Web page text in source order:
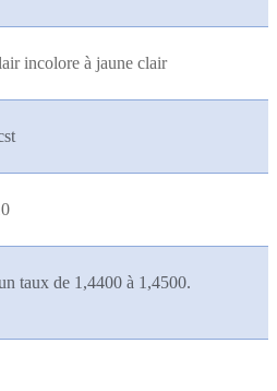
incolore à jaune clair
taux de 1,4400 à 1,4500.